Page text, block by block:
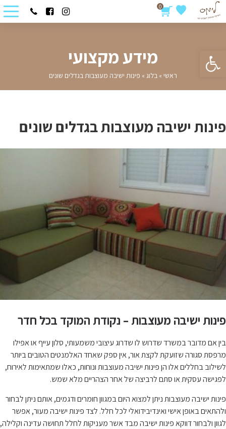
פתח סרגל נגישות
0
מידע מקצועי
ראשי » בלוג » פינות ישיבה מעוצבות בגדלים שונים
פינות ישיבה מעוצבות בגדלים שונים
פינות ישיבה מעוצבות – נקודת המוקד בכל חדר
בין אם מדובר במשרד שדרוש לו שדרוג עיצובי משמעותי, סלון עייף או אפילו
מרפסת סגורה שזועקת לקצת אור, אין ספק שאחד האלמנטים הטובים ביותר
לשילוב בחללים אלו הן פינות ישיבה מעוצבות ונוחות, כאלו שמתאימות לאירוח,
לפגישה עסקית או סתם לרביצה של אחר הצהריים מלא שמש.
פינות ישיבה מעוצבות ניתן למצוא היום במגוון חומרים ודגמים, אותם ניתן לבחור
ולהתאים באופן אישי ואינדיבידואלי לכל חלל. לצד פינות ישיבה מעור, אפשר
לגוון ולבחור דווקא פינות ישיבה מבד אשר מעניקות לחלל תחושה עדינה וקלילה,